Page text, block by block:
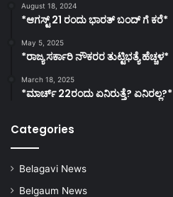
August 18, 2024
*ಆಗಸ್ಟ್ 21 ರಂದು ಭಾರತ್‌ ಬಂದ್‌ ಗೆ ಕರೆ*
May 5, 2025
*ರಾಜ್ಯ ಸರ್ಕಾರಿ ನೌಕರರ ತುಟ್ಟಿಭತ್ಯೆ ಹೆಚ್ಚಳ*
March 18, 2025
*ಮಾರ್ಚ್ 22ರಂದು ಏನಿರುತ್ತೆ? ಏನಿರಲ್ಲ?*
Categories
Belagavi News
Belgaum News